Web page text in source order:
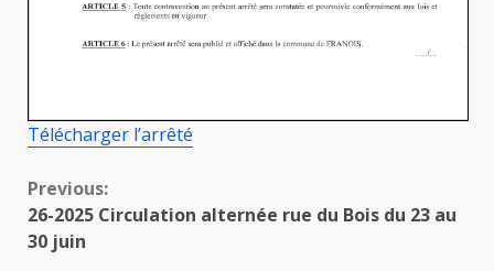
Télécharger l’arrêté
Continue
Reading
Previous:
26-2025 Circulation alternée rue du Bois du 23 au
30 juin